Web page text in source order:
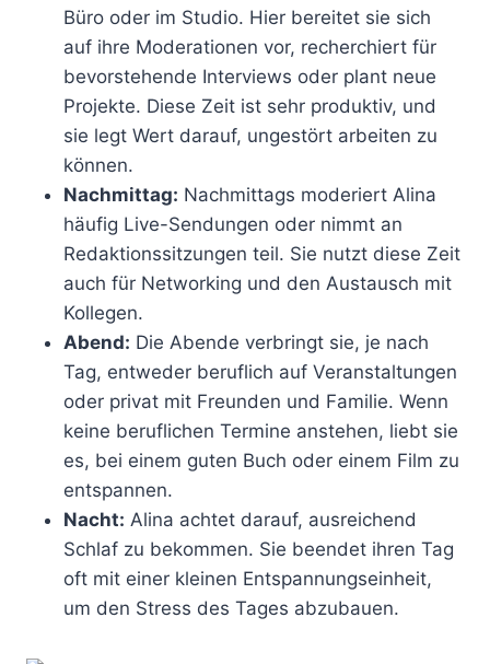
Büro oder im Studio. Hier bereitet sie sich
auf ihre Moderationen vor, recherchiert für
bevorstehende Interviews oder plant neue
Projekte. Diese Zeit ist sehr produktiv, und
sie legt Wert darauf, ungestört arbeiten zu
können.
Nachmittag: Nachmittags moderiert Alina
häufig Live-Sendungen oder nimmt an
Redaktionssitzungen teil. Sie nutzt diese Zeit
auch für Networking und den Austausch mit
Kollegen.
Abend: Die Abende verbringt sie, je nach
Tag, entweder beruflich auf Veranstaltungen
oder privat mit Freunden und Familie. Wenn
keine beruflichen Termine anstehen, liebt sie
es, bei einem guten Buch oder einem Film zu
entspannen.
Nacht: Alina achtet darauf, ausreichend
Schlaf zu bekommen. Sie beendet ihren Tag
oft mit einer kleinen Entspannungseinheit,
um den Stress des Tages abzubauen.